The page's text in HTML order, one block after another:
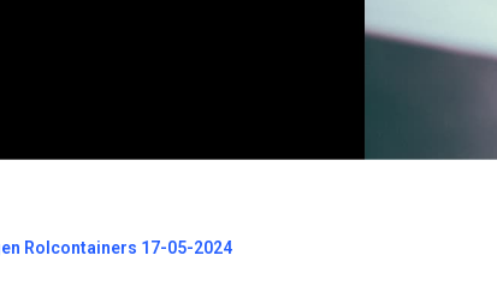
Rolcontainers 17-05-2024